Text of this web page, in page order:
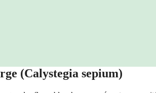
(Calystegia sepium)